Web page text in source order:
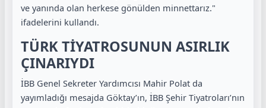
ve yanında olan herkese gönülden minnettarız."
ifadelerini kullandı.
TÜRK TİYATROSUNUN ASIRLIK
ÇINARIYDI
İBB Genel Sekreter Yardımcısı Mahir Polat da
yayımladığı mesajda Göktay’ın, İBB Şehir Tiyatroları’nın